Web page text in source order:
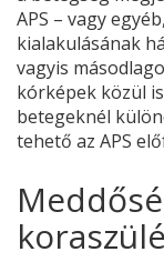
APS – vagy
kialakulásának
vagyis
kórképek közül
betegeknél
tehető az APS